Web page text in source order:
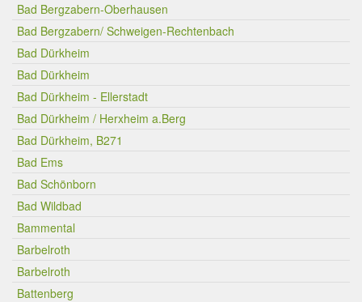
Bad Bergzabern-Oberhausen
Bad Bergzabern/ Schweigen-Rechtenbach
Bad Dürkheim
Bad Dürkheim
Bad Dürkheim - Ellerstadt
Bad Dürkheim / Herxheim a.Berg
Bad Dürkheim, B271
Bad Ems
Bad Schönborn
Bad Wildbad
Bammental
Barbelroth
Barbelroth
Battenberg